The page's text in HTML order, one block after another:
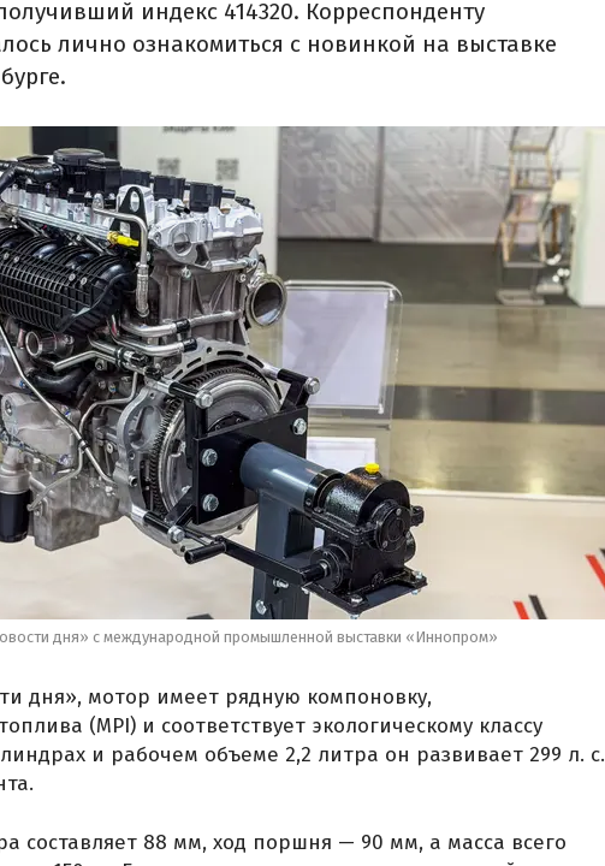
индекс 414320. Корреспонденту
лично ознакомиться с новинкой на выставке
дня» с международной промышленной выставки «Иннопром»
дня», мотор имеет рядную компоновку,
(MPI) и соответствует экологическому классу
и рабочем объеме 2,2 литра он развивает 299 л. с.
составляет 88 мм, ход поршня — 90 мм, а масса всего